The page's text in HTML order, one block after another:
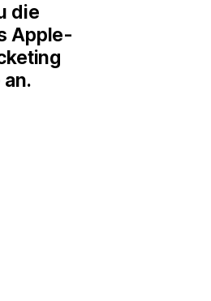
die
Apple-